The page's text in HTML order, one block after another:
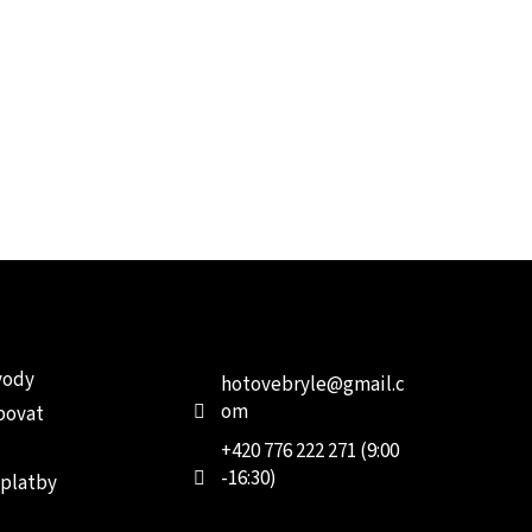
hotovebryle@gmail.c
om
+420 776 222 271 (9:00
-16:30)